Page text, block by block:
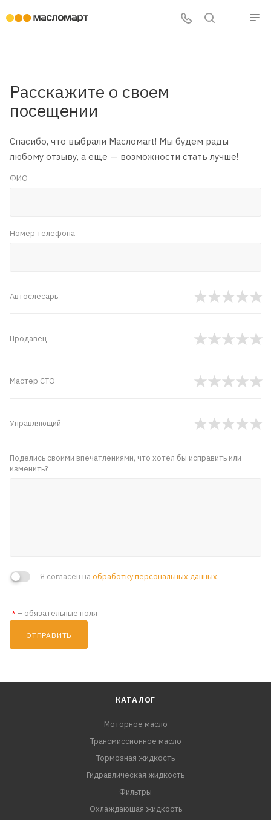
Расскажите о своем
посещении
Спасибо, что выбрали Масломаrt! Мы будем рады
любому отзыву, а еще — возможности стать лучше!
ФИО
Номер телефона
Автослесарь
Продавец
Мастер СТО
Управляющий
Поделись своими впечатлениями, что хотел бы исправить или
изменить?
Я согласен наобработку персональных данных
ОТПРАВИТЬ
* – обязательные поля
КАТАЛОГ
Моторное масло
Трансмиссионное масло
Тормозная жидкость
Гидравлическая жидкость
Фильтры
Охлаждающая жидкость